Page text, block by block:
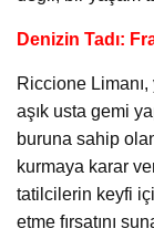
Denizin Tadı:
Riccione Limanı,
aşık usta gemi
buruna sahip
kurmaya karar
tatilcilerin keyfi
etme fırsatını